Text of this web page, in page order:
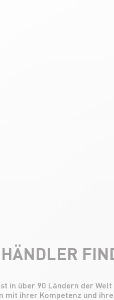
in über 90 Ländern der
mit ihrer Kompetenz und